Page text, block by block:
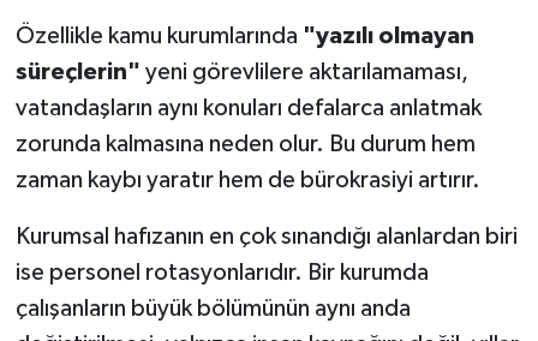
Özellikle kamu kurumlarında "yazılı olmayan
süreçlerin" yeni görevlilere aktarılamaması,
vatandaşların aynı konuları defalarca anlatmak
zorunda kalmasına neden olur. Bu durum hem
zaman kaybı yaratır hem de bürokrasiyi artırır.
Kurumsal hafızanın en çok sınandığı alanlardan biri
ise personel rotasyonlarıdır. Bir kurumda
çalışanların büyük bölümünün aynı anda